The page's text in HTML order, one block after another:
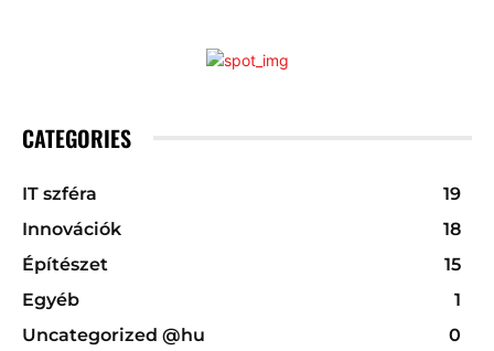
CATEGORIES
IT szféra
19
Innovációk
18
Építészet
15
Egyéb
1
Uncategorized @hu
0